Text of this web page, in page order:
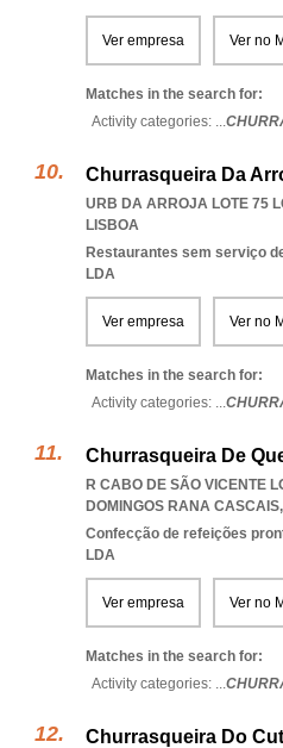
Ver empresa Ver no
Matches in the search for:
Activity categories: ...
Churrasqueira Da
URB DA ARROJA LOTE 75
LISBOA
Restaurantes sem serviço
LDA
Ver empresa Ver no
Matches in the search for:
Activity categories: ...
Churrasqueira De
R CABO DE SÃO VICENTE
DOMINGOS RANA CASCAIS,
Confecção de refeições
LDA
Ver empresa Ver no
Matches in the search for:
Activity categories: ...
Churrasqueira Do